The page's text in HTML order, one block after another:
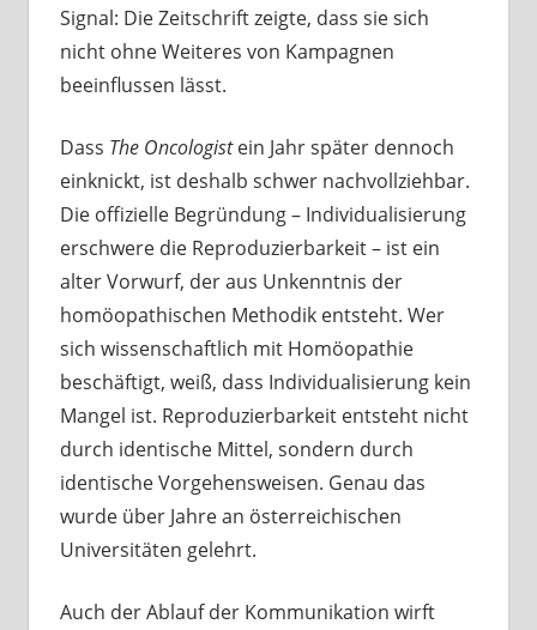
Signal: Die Zeitschrift zeigte, dass sie sich
nicht ohne Weiteres von Kampagnen
beeinflussen lässt.
Dass The Oncologistein Jahr später dennoch
einknickt, ist deshalb schwer nachvollziehbar.
Die offizielle Begründung – Individualisierung
erschwere die Reproduzierbarkeit – ist ein
alter Vorwurf, der aus Unkenntnis der
homöopathischen Methodik entsteht. Wer
sich wissenschaftlich mit Homöopathie
beschäftigt, weiß, dass Individualisierung kein
Mangel ist. Reproduzierbarkeit entsteht nicht
durch identische Mittel, sondern durch
identische Vorgehensweisen. Genau das
wurde über Jahre an österreichischen
Universitäten gelehrt.
Auch der Ablauf der Kommunikation wirft